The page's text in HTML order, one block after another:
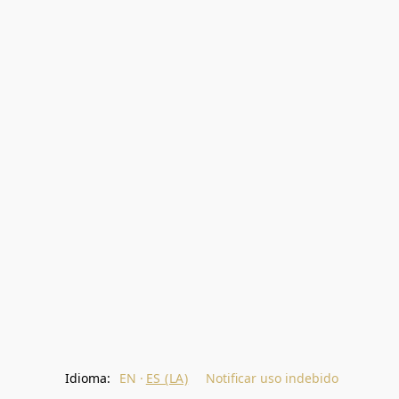
Idioma: EN ES (LA) Notificar uso indebido